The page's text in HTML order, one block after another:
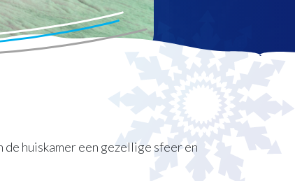
huiskamer een gezellige sfeer en